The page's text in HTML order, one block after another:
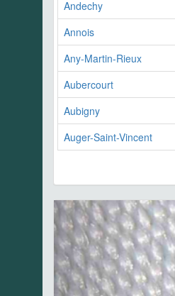
Andechy
Annois
Any-Martin-Rieux
Aubercourt
Aubigny
Auger-Saint-Vincent